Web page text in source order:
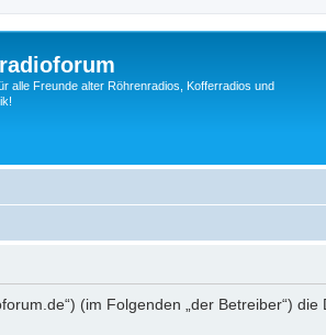
alle Freunde alter Röhrenradios, Kofferradios und
(im Folgenden „der Betreiber“)